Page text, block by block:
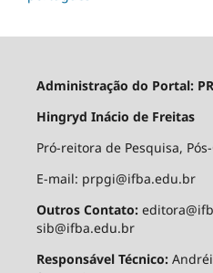
Administração do Portal:
Hingryd Inácio de Freitas
Pró-reitora de Pesquisa,
E-mail: prpgi@ifba.edu.br
Outros Contato:
sib@ifba.edu.br
Responsável Técnico: